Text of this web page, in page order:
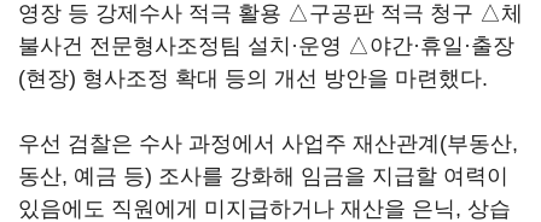
영장 등 강제수사 적극 활용 △구공판 적극 청구 △체
불사건 전문형사조정팀 설치·운영 △야간·휴일·출장
(현장) 형사조정 확대 등의 개선 방안을 마련했다.
우선 검찰은 수사 과정에서 사업주 재산관계(부동산,
동산, 예금 등) 조사를 강화해 임금을 지급할 여력이
있음에도 직원에게 미지급하거나 재산을 은닉, 상습